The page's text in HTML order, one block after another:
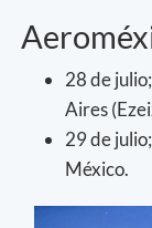
28 de
Aires
29 de
México.